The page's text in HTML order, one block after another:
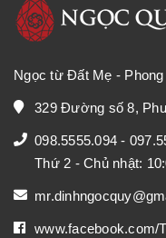
Ngọc từ Đất Mẹ -
329 Đường số 8,
098.5555.094 -
Thứ 2 - Chủ nhật:
www.facebook.com/